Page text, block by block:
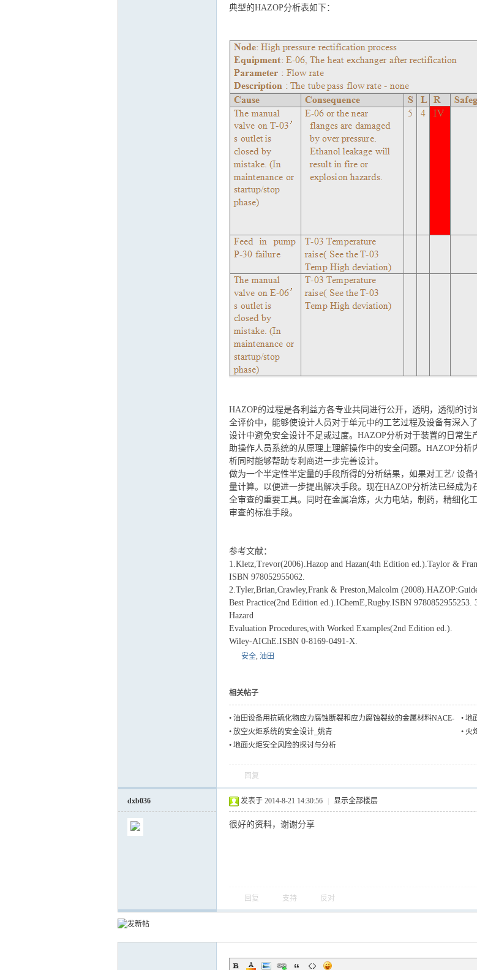
典型的HAZOP分析表如下：
HAZOP的过程是各利益方各专业共同进行公开，透明，透彻的
全评价中，能够使设计人员对于单元中的工艺过程及设备有深入
设计中避免安全设计不足或过度。HAZOP分析对于装置的日常
助操作人员系统的从原理上理解操作中的安全问题。HAZOP分
析同时能够帮助专利商进一步完善设计。
做为一个半定性半定量的手段所得的分析结果，如果对工艺/ 设备
量计算。以便进一步提出解决手段。现在HAZOP分析法已经成
全审查的重要工具。同时在金属冶炼，火力电站，制药，精细化
审查的标准手段。
参考文献：
1.Kletz,Trevor(2006).Hazop and Hazan(4th Edition ed.).Taylor &
ISBN 978052955062.
2.Tyler,Brian,Crawley,Frank & Preston,Malcolm
Best Practice(2nd Edition ed.).IChemE,Rugby.ISBN
Hazard
Evaluation Procedures,with Worked Examples(2nd Edition ed.).
Wiley-AIChE.ISBN 0-8169-0491-X.
安全, 油田
相关帖子
• 油田设备用抗硫化物应力腐蚀断裂和应力腐蚀裂纹的金属材料NACE-
MR-0175-2003中文版
• 地
• 放空火炬系统的安全设计_姚青 • 火
• 地面火炬安全风险的探讨与分析
回复
dxb036 发表于 2014-8-21 14:30:56 显示全部楼层
很好的资料，谢谢分享
回复 支持 反对